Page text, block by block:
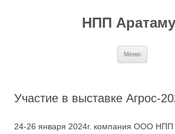
НПП
Меню
Участие в выставке Агрос-
24-26 января 2024г. компания ООО НПП